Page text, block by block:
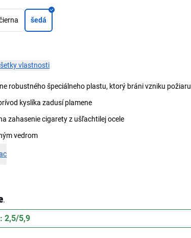
šedá
vlastnosti
robustného špeciálneho plastu, ktorý bráni vzniku požiaru
kyslíka zadusí plamene
zahasenie cigarety z ušľachtilej ocele
vedrom
2,5/5,9